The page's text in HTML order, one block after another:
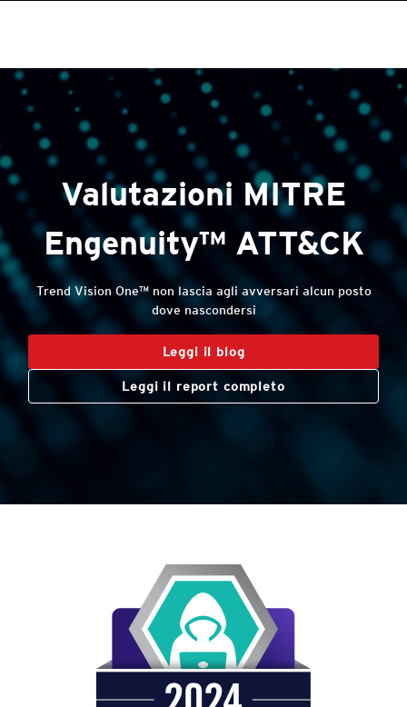
Valutazioni MITRE
Engenuity™ ATT&CK
Trend Vision One™ non lascia agli avversari alcun posto
dove nascondersi
Leggi il blog
Leggi il report completo
Products
Products